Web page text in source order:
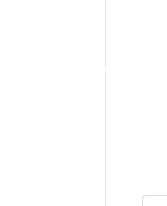
ZONES D’INTERVENTION